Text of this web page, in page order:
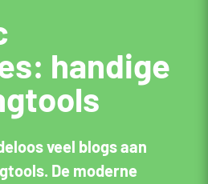
handige
veel blogs aan
De moderne